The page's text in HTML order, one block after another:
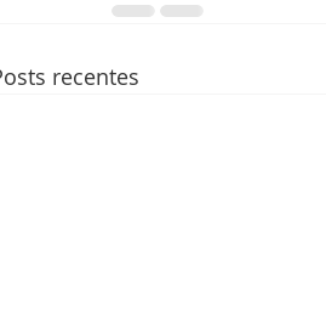
recentes